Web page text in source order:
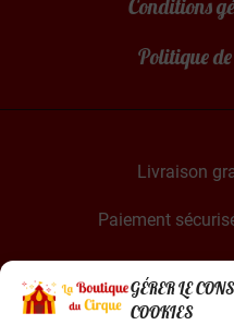
GÉRER LE
COOKIES
Conditions
Politique
Livraison
Paiement